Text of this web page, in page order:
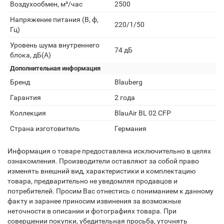
Воздухообмен, м³/час
2500
Напряжение питания (В, ф,
Гц)
220/1/50
Уровень шума внутреннего
блока, дБ(А)
74 дБ
Дополнительная информация
Бренд
Blauberg
Гарантия
2 года
Коллекция
BlauAir BL 02 CFP
Страна изготовитель
Германия
Информация о товаре предоставлена исключительно в целях
ознакомления. Производители оставляют за собой право
изменять внешний вид, характеристики и комплектацию
товара, предварительно не уведомляя продавцов и
потребителей. Просим Вас отнестись с пониманием к данному
факту и заранее приносим извинения за возможные
неточности в описании и фотографиях товара. При
совершении покупки, убедительная просьба, уточнять